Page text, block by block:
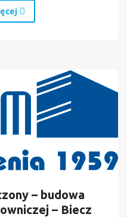
– budowa
– Biecz